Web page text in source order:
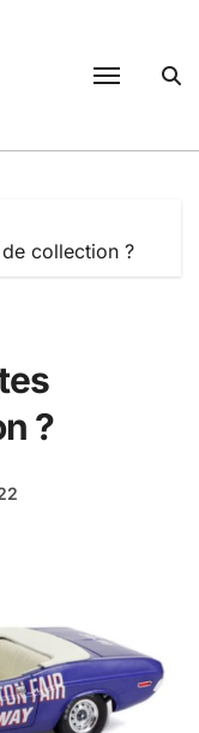
collection ?
?